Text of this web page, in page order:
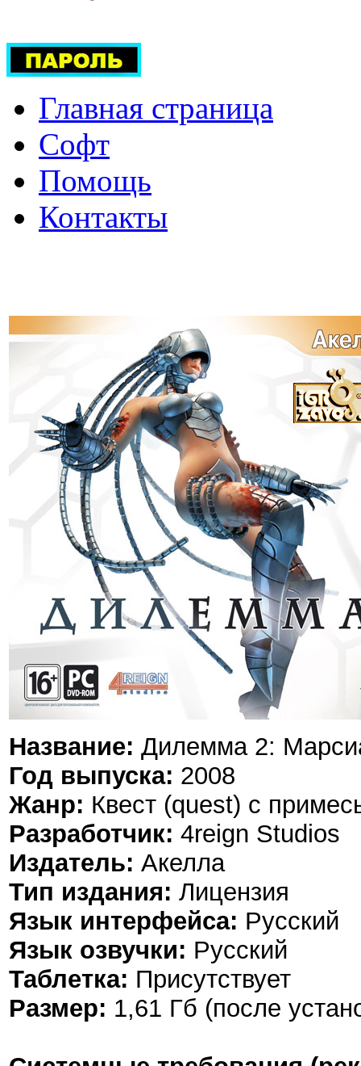
Главная страница
Софт
Помощь
Контакты
Название: Дилемма 2:
Год выпуска: 2008
Жанр: Квест (quest) с
Разработчик: 4reign Studios
Издатель: Акелла
Тип издания: Лицензия
Язык интерфейса: Русский
Язык озвучки: Русский
Таблетка: Присутствует
Размер: 1,61 Гб (после